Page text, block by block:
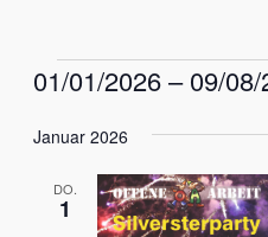
01/01/2026 – 09/
wählen.
Januar 2026
DO.
1